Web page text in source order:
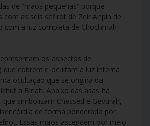
de “mãos pequenas” porque
com as seis sefirot de Zeir Anpin de
com a luz completa de Chochmah
os aspectos de
que cobrem e ocultam a luz interna
ocultação que se origina da
a Binah. Abaixo das asas há
simbolizam Chessed e Gevurah,
de forma ponderada por
Essas mãos ascendem por meio